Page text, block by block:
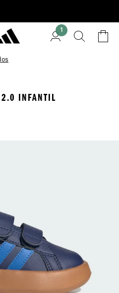
1
2.0 INFANTIL